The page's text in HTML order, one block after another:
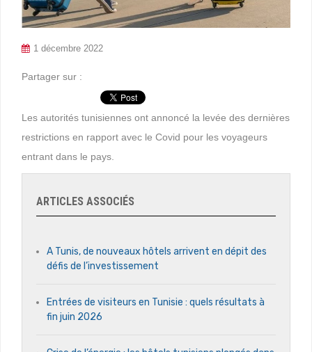
1 décembre 2022
Partager sur :
Les autorités tunisiennes ont annoncé la levée des dernières
restrictions en rapport avec le Covid pour les voyageurs
entrant dans le pays.
ARTICLES ASSOCIÉS
A Tunis, de nouveaux hôtels arrivent en dépit des
défis de l’investissement
Entrées de visiteurs en Tunisie : quels résultats à
fin juin 2026